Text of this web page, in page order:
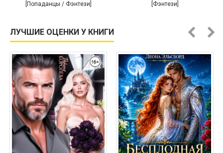
[Попаданцы / Фэнтези] [Фэнтези]
ЛУЧШИЕ ОЦЕНКИ У КНИГИ